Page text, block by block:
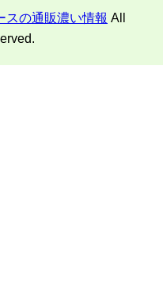
スの通販濃い情報 All